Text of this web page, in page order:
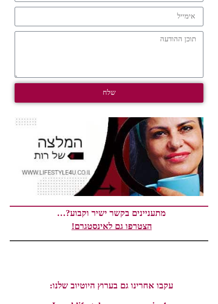
שלח
מתעניינים בקשר ישיר וקבוע?…
הצטרפו גם לאינסטגרם!
עקבו אחרינו גם בערוץ היוטיוב שלנו: